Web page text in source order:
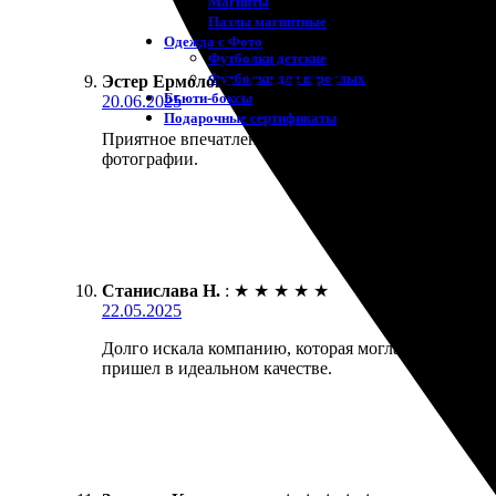
Пазлы магнитные
Одежда с Фото
Футболки детские
Футболки для взрослых
Бьюти-боксы
Подарочные сертификаты
Эстер Ермолова : ★ ★ ★ ★ ★
20.06.2025
Приятное впечатление от заказа. Простота
фотографии.
Станислава Н. : ★ ★ ★ ★ ★
22.05.2025
Долго искала компанию, которая могла бы
пришел в идеальном качестве.